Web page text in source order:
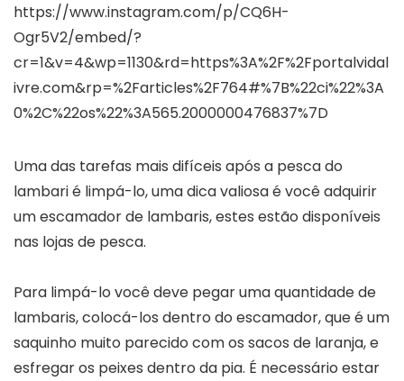
https://www.instagram.com/p/CQ6H-
Ogr5V2/embed/?
cr=1&v=4&wp=1130&rd=https%3A%2F%2Fportalvidal
ivre.com&rp=%2Farticles%2F764#%7B%22ci%22%3A
0%2C%22os%22%3A565.2000000476837%7D
Uma das tarefas mais difíceis após a pesca do
lambari é limpá-lo, uma dica valiosa é você adquirir
um escamador de lambaris, estes estão disponíveis
nas lojas de pesca.
Para limpá-lo você deve pegar uma quantidade de
lambaris, colocá-los dentro do escamador, que é um
saquinho muito parecido com os sacos de laranja, e
esfregar os peixes dentro da pia. É necessário estar